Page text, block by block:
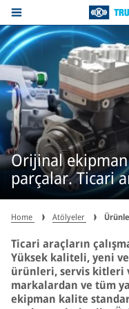
Orijinal
parçalar. Ticari
Home Atölyeler
Ticari araçların
Yüksek kaliteli, yeni
ürünleri, servis kitleri
markalardan ve tüm
ekipman kalite